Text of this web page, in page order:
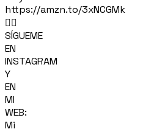
https://amzn.to/3xNCGMk
🙋‍♂️
SÍGUEME
EN
INSTAGRAM
Y
EN
MI
WEB:
Mi